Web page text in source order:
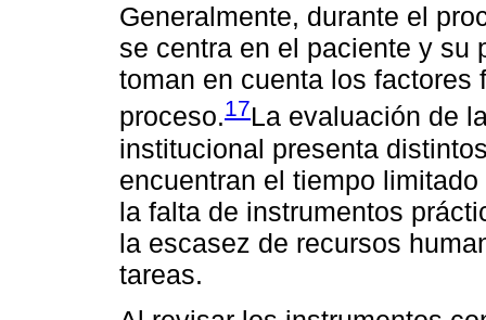
Generalmente, durante el
se centra en el paciente y su
toman en cuenta los
proceso.17La evaluación de
institucional presenta
encuentran el tiempo
la falta de instrumentos
la escasez de recursos
tareas.